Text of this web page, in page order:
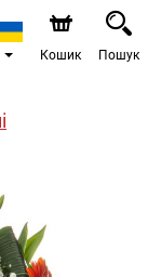
Кошик Пошук